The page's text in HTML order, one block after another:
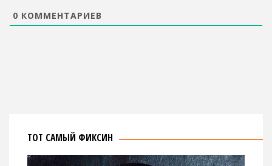
0 КОММЕНТАРИЕВ
ТОТ САМЫЙ ФИКСИН